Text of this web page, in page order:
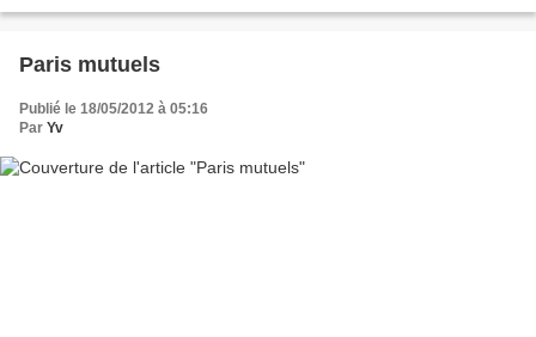
Paris mutuels
Publié le 18/05/2012 à 05:16
Par Yv